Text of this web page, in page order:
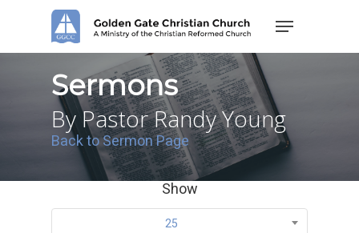
Menu
Sermons
By Pastor Randy Young
Back to Sermon Page
Show
25